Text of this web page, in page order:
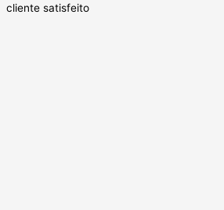
cliente satisfeito